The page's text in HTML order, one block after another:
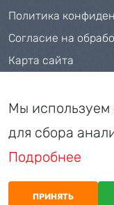
Политика
Согласие на
Карта сайта
Адрес: 302026, г.
E-mail:
Мы используем
для сбора
Подробнее
ПРИНЯТЬ